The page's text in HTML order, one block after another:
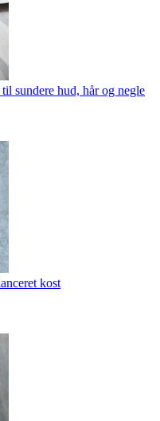
sundere hud, hår og negle
kost